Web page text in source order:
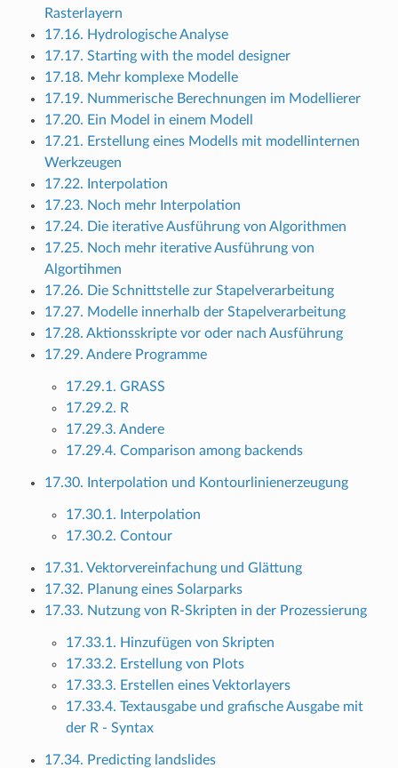
Rasterlayern
17.16. Hydrologische Analyse
17.17. Starting with the model designer
17.18. Mehr komplexe Modelle
17.19. Nummerische Berechnungen im Modellierer
17.20. Ein Model in einem Modell
17.21. Erstellung eines Modells mit modellinternen
Werkzeugen
17.22. Interpolation
17.23. Noch mehr Interpolation
17.24. Die iterative Ausführung von Algorithmen
17.25. Noch mehr iterative Ausführung von
Algortihmen
17.26. Die Schnittstelle zur Stapelverarbeitung
17.27. Modelle innerhalb der Stapelverarbeitung
17.28. Aktionsskripte vor oder nach Ausführung
17.29. Andere Programme
17.29.1. GRASS
17.29.2. R
17.29.3. Andere
17.29.4. Comparison among backends
17.30. Interpolation und Kontourlinienerzeugung
17.30.1. Interpolation
17.30.2. Contour
17.31. Vektorvereinfachung und Glättung
17.32. Planung eines Solarparks
17.33. Nutzung von R-Skripten in der Prozessierung
17.33.1. Hinzufügen von Skripten
17.33.2. Erstellung von Plots
17.33.3. Erstellen eines Vektorlayers
17.33.4. Textausgabe und grafische Ausgabe mit
der R - Syntax
17.34. Predicting landslides